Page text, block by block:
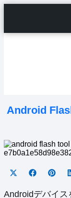
Android
Share
X
Share
Facebook
Androidデバイス